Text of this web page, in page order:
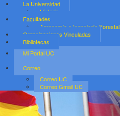
La Universidad
Historia
Facultades
Agronomía e Ingeniería Forestal
Organizaciones Vinculadas
Bibliotecas
Mi Portal UC
Correo
Correo UC
Correo Gmail UC